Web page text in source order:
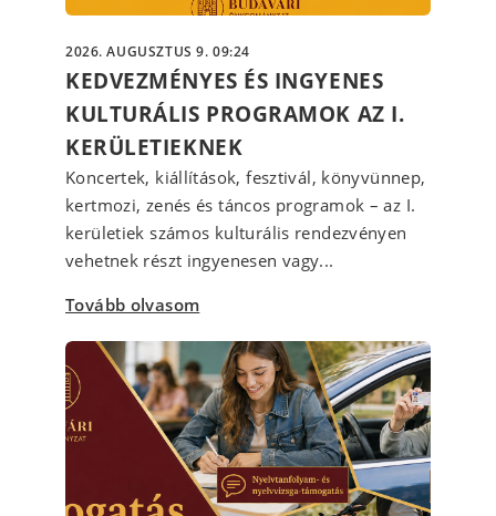
2026. AUGUSZTUS 9. 09:24
KEDVEZMÉNYES ÉS INGYENES
KULTURÁLIS PROGRAMOK AZ I.
KERÜLETIEKNEK
Koncertek, kiállítások, fesztivál, könyvünnep,
kertmozi, zenés és táncos programok – az I.
kerületiek számos kulturális rendezvényen
vehetnek részt ingyenesen vagy...
Tovább olvasom